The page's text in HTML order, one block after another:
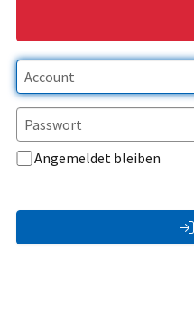
Angemeldet bleiben